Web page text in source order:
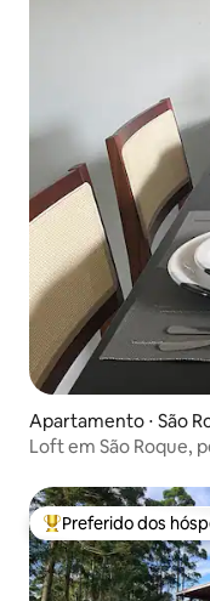
Apartamento ⋅ São
Loft em São Roque,
Entre os melhores
Preferido dos